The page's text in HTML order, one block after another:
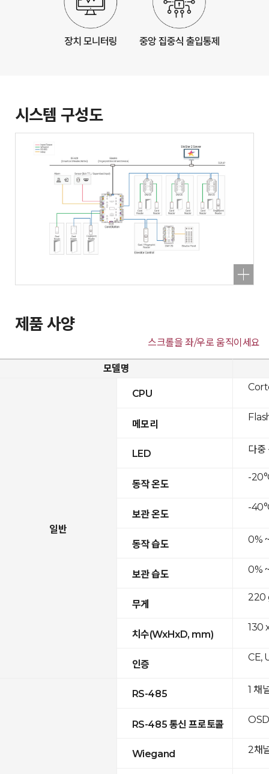
시스템 구성도
제품 사양
스크롤을 좌/우로 움직이세요
모델명
일반
CPU
메모리
LED
동작 온도
보관 온도
동작 습도
보관 습도
무게
치수(WxHxD, mm)
인증
RS-485
RS-485 통신 프로토콜
Wiegand
다중
-
-
0%
0%
220
130
CE,
1 채
2채